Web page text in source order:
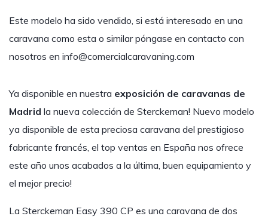
Este modelo ha sido vendido, si está interesado en una
caravana como esta o similar póngase en contacto con
nosotros en info@comercialcaravaning.com
Ya disponible en nuestra exposición de caravanas de
Madrid la nueva colección de Sterckeman! Nuevo modelo
ya disponible de esta preciosa caravana del prestigioso
fabricante francés, el top ventas en España nos ofrece
este año unos acabados a la última, buen equipamiento y
el mejor precio!
La Sterckeman Easy 390 CP es una caravana de dos